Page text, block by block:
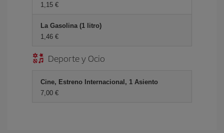
1,15 €
La Gasolina (1 litro)
1,46 €
Deporte y Ocio
Cine, Estreno Internacional, 1 Asiento
7,00 €